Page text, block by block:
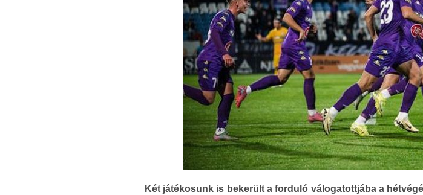
Két játékosunk is bekerült a forduló válogatottjába a